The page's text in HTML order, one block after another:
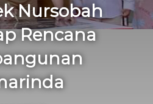
Nursobah
Rencana